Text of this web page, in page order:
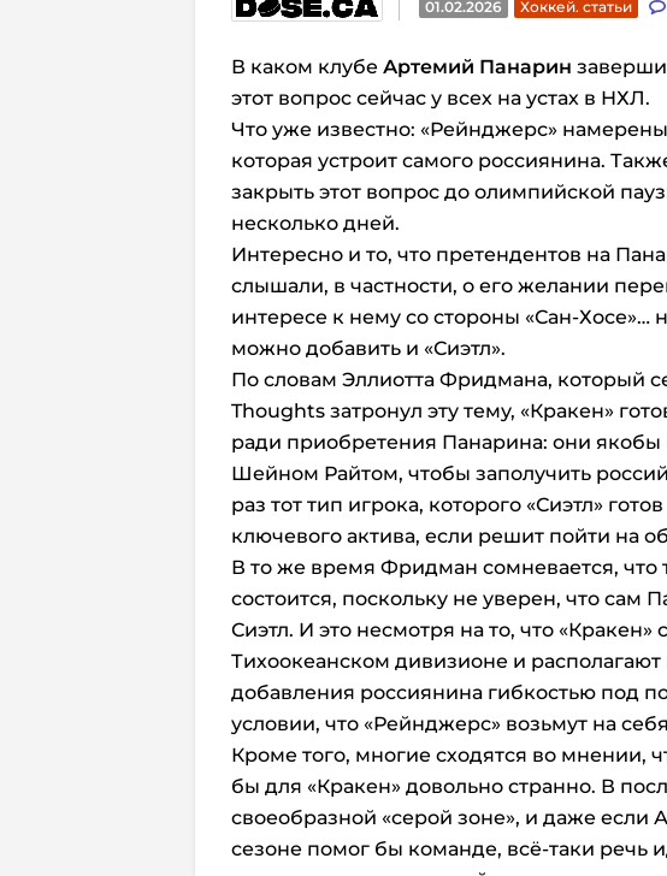
01.02.2026 Хоккей. статьи
В каком клубе Артемий Панарин
этот вопрос сейчас у всех на устах в НХЛ.
Что уже известно: «Рейнджерс»
которая устроит самого россиянина.
закрыть этот вопрос до олимпийской
несколько дней.
Интересно и то, что претендентов на
слышали, в частности, о его желании
интересе к нему со стороны «Сан-Хосе»…
можно добавить и «Сиэтл».
По словам Эллиотта Фридмана, который
Thoughts затронул эту тему, «Кракен»
ради приобретения Панарина: они якобы
Шейном Райтом, чтобы заполучить
раз тот тип игрока, которого «Сиэтл»
ключевого актива, если решит пойти на
В то же время Фридман сомневается, что
состоится, поскольку не уверен, что сам
Сиэтл. И это несмотря на то, что «Кракен»
Тихоокеанском дивизионе и
добавления россиянина гибкостью под
условии, что «Рейнджерс» возьмут на
Кроме того, многие сходятся во мнении,
бы для «Кракен» довольно странно. В
своеобразной «серой зоне», и даже если
сезоне помог бы команде, всё-таки речь